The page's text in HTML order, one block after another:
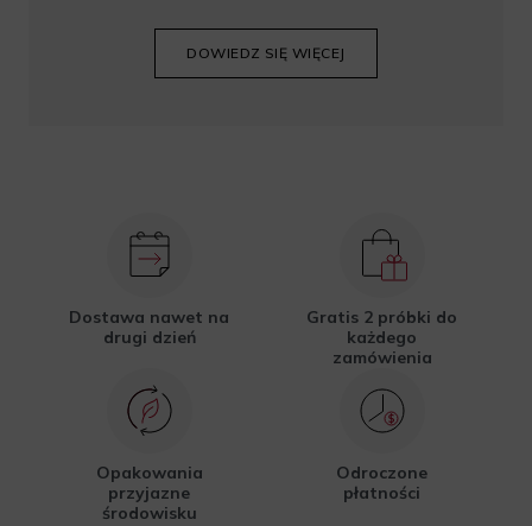
DOWIEDZ SIĘ WIĘCEJ
Dostawa nawet na
drugi dzień
Gratis 2 próbki do
każdego
zamówienia
Opakowania
przyjazne
środowisku
Odroczone
płatności